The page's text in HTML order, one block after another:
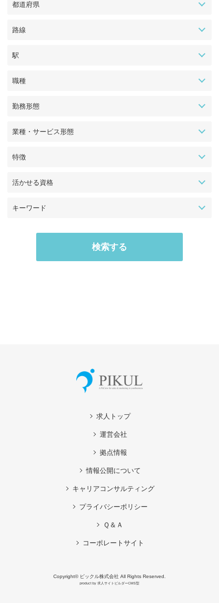
都道府県
路線
駅
職種
勤務形態
業種・サービス形態
特徴
活かせる資格
キーワード
求人トップ
運営会社
拠点情報
情報公開について
キャリアコンサルティング
プライバシーポリシー
Ｑ＆Ａ
コーポレートサイト
Copyright© ピックル株式会社 All Rights Reserved.
product by 求人サイトビルダーCMS型